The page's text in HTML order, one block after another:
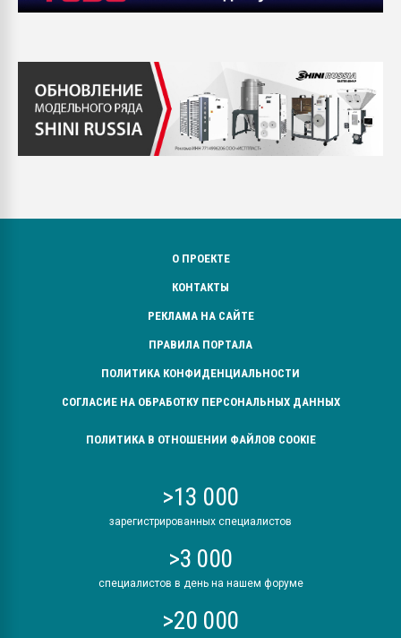
О ПРОЕКТЕ
КОНТАКТЫ
РЕКЛАМА НА САЙТЕ
ПРАВИЛА ПОРТАЛА
ПОЛИТИКА КОНФИДЕНЦИАЛЬНОСТИ
СОГЛАСИЕ НА ОБРАБОТКУ ПЕРСОНАЛЬНЫХ ДАННЫХ
ПОЛИТИКА В ОТНОШЕНИИ ФАЙЛОВ COOKIE
>13 000
зарегистрированных специалистов
>3 000
специалистов в день на нашем форуме
>20 000